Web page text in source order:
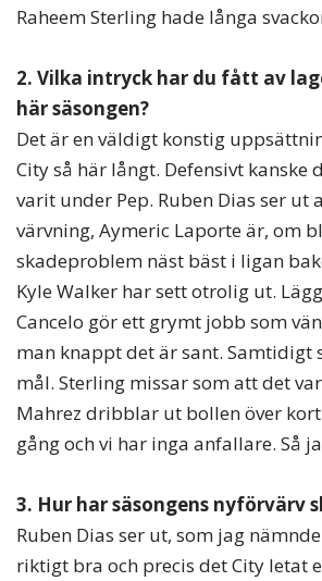
Raheem Sterling hade långa
2. Vilka intryck har du fått av
här säsongen?
Det är en väldigt konstig
City så här långt. Defensivt kanske
varit under Pep. Ruben Dias ser ut
värvning, Aymeric Laporte är, om
skadeproblem näst bäst i ligan
Kyle Walker har sett otrolig ut.
Cancelo gör ett grymt jobb som
man knappt det är sant. Samtidigt
mål. Sterling missar som att det
Mahrez dribblar ut bollen över
gång och vi har inga anfallare. Så
3. Hur har säsongens nyförvärv
Ruben Dias ser ut, som jag
riktigt bra och precis det City letat